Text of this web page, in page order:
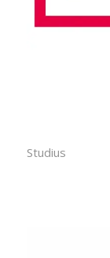
Studius